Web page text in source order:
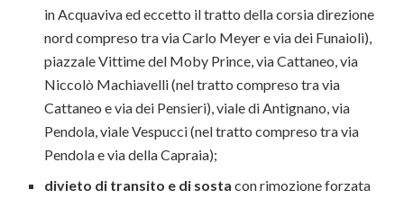
in Acquaviva ed eccetto il tratto della corsia direzione
nord compreso tra via Carlo Meyer e via dei Funaioli),
piazzale Vittime del Moby Prince, via Cattaneo, via
Niccolò Machiavelli (nel tratto compreso tra via
Cattaneo e via dei Pensieri), viale di Antignano, via
Pendola, viale Vespucci (nel tratto compreso tra via
Pendola e via della Capraia);
divieto di transito e di sostacon rimozione forzata